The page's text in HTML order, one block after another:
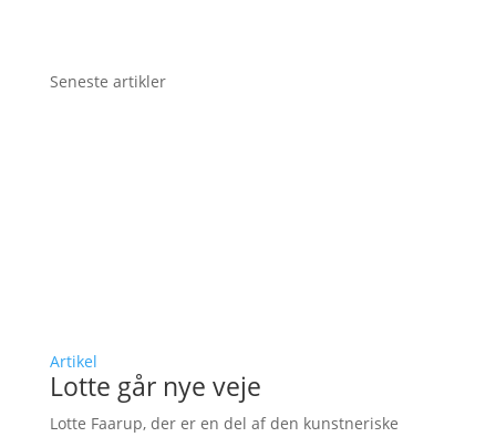
Seneste artikler
Artikel
Lotte går nye veje
Lotte Faarup, der er en del af den kunstneriske